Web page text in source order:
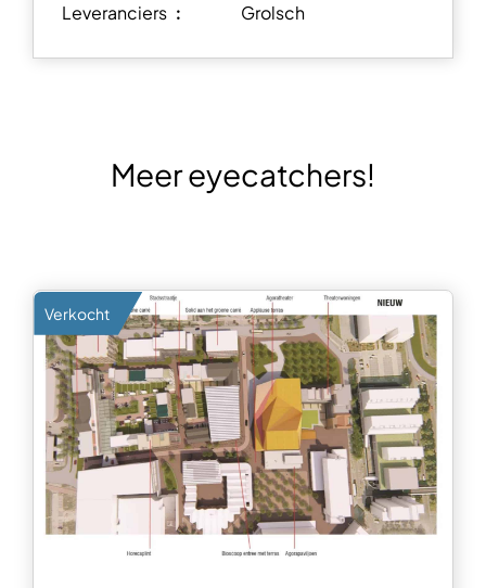
Leveranciers ︰ Grolsch
Meer eyecatchers!
Verkocht